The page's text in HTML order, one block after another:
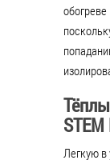
Легкую в